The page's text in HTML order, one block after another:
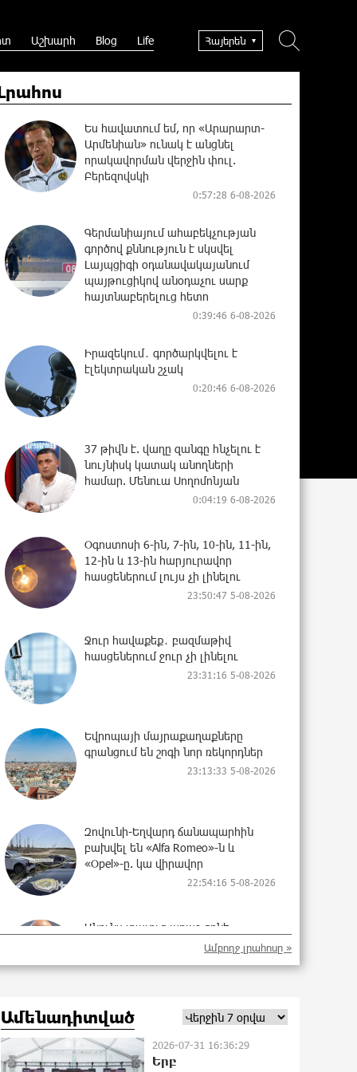
Աշխարհ Blog Life Հայերեն
Ես հավատում եմ, որ «Արարարտ-
Արմենիան» ունակ է անցնել
որակավորման վերջին փուլ.
Բերեզովսկի
0:57:28 6-08-2026
Գերմանիայում ահաբեկչության
գործով քննություն է սկսվել
Լայպցիգի օդանավակայանում
պայթուցիկով անօդաչու սարք
հայտնաբերելուց հետո
0:39:46 6-08-2026
Իրազեկում․ գործարկվելու է
էլեկտրական շչակ
0:20:46 6-08-2026
37 թիվն է. վաղը զանգը հնչելու է
նույնիսկ կատակ անողների
համար. Մենուա Սողոմոնյան
0:04:19 6-08-2026
Օգոստոսի 6-ին, 7-ին, 10-ին, 11-ին,
12-ին և 13-ին հարյուրավոր
հասցեներում լույս չի լինելու
23:50:47 5-08-2026
Ջուր հավաքեք․ բազմաթիվ
հասցեներում ջուր չի լինելու
23:31:16 5-08-2026
Եվրոպայի մայրաքաղաքները
գրանցում են շոգի նոր ռեկորդներ
23:13:33 5-08-2026
Զովունի-Եղվարդ ճանապարհին
բախվել են «Alfa Romeo»-ն և
«Opel»-ը. կա վիրավոր
22:54:16 5-08-2026
Անունս տալուց առաջ գոնե
լվացվեք․ Էդմոն Մարուքյան
Այսօր մենք ունենք մի իրավիճակ,
երբ որ բանտերը լիքն են
քաղբանտարկյալներով, նորերին
Ամբողջ լրահոսը »
Ամենադիտված
2026-07-31 16:36:29
Երբ